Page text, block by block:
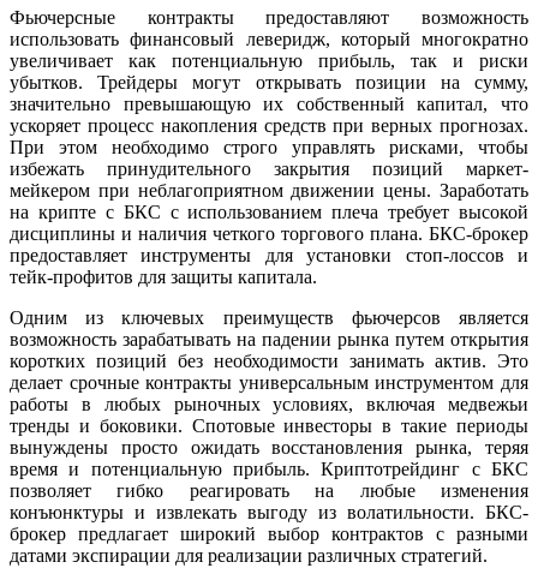
Фьючерсные контракты предоставляют возможность
использовать финансовый леверидж, который многократно
увеличивает как потенциальную прибыль, так и риски
убытков. Трейдеры могут открывать позиции на сумму,
значительно превышающую их собственный капитал, что
ускоряет процесс накопления средств при верных прогнозах.
При этом необходимо строго управлять рисками, чтобы
избежать принудительного закрытия позиций маркет-
мейкером при неблагоприятном движении цены. Заработать
на крипте с БКС с использованием плеча требует высокой
дисциплины и наличия четкого торгового плана. БКС-брокер
предоставляет инструменты для установки стоп-лоссов и
тейк-профитов для защиты капитала.
Одним из ключевых преимуществ фьючерсов является
возможность зарабатывать на падении рынка путем открытия
коротких позиций без необходимости занимать актив. Это
делает срочные контракты универсальным инструментом для
работы в любых рыночных условиях, включая медвежьи
тренды и боковики. Спотовые инвесторы в такие периоды
вынуждены просто ожидать восстановления рынка, теряя
время и потенциальную прибыль. Криптотрейдинг с БКС
позволяет гибко реагировать на любые изменения
конъюнктуры и извлекать выгоду из волатильности. БКС-
брокер предлагает широкий выбор контрактов с разными
датами экспирации для реализации различных стратегий.